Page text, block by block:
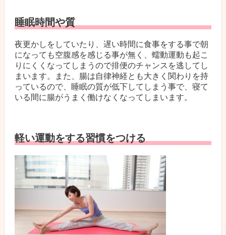
睡眠時間や質
夜更かしをしていたり、遅い時間に食事をする事で朝
になっても空腹感を感じる事が無く、蠕動運動も起こ
りにくくなってしまうので排便のチャンスを逃してし
まいます。また、腸は自律神経とも大きく関わりを持
っているので、睡眠の質が低下してしまう事で、寝て
いる間に腸がうまく働けなくなってしまいます。
軽い運動をする習慣をつける